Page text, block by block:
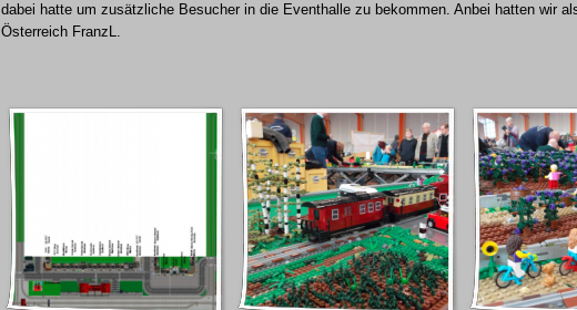
dabei hatte um zusätzliche Besucher in die Eventhalle zu bekommen. Anbei hatten wir
Österreich FranzL.